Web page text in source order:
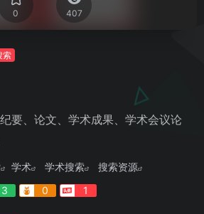
0 407
索
要、论文、学术成果、学术会议论
学术 学术搜索
搜索资源
3 0 1